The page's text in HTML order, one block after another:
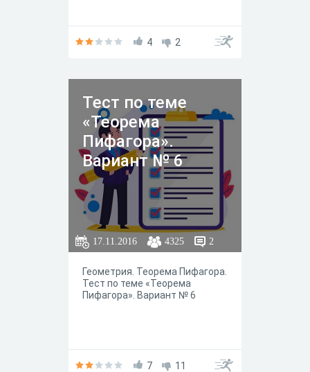
4 2
Тест по теме
«Теорема
Пифагора».
Вариант № 6
17.11.2016 4325 2
Геометрия. Теорема Пифагора.
Тест по теме «Теорема
Пифагора». Вариант № 6
7 11